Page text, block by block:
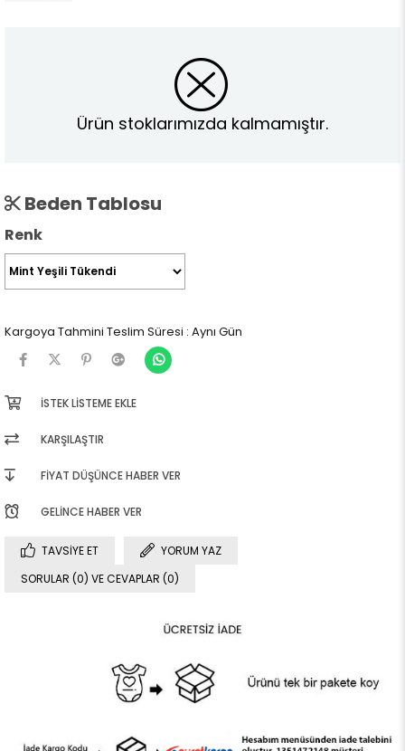
Ürün stoklarımızda kalmamıştır.
Beden Tablosu
Renk
Kargoya Tahmini Teslim Süresi : Aynı Gün
İSTEK LISTEME EKLE
KARŞILAŞTIR
FIYAT DÜŞÜNCE HABER VER
GELINCE HABER VER
TAVSIYE ET
YORUM YAZ
SORULAR (0) VE CEVAPLAR (0)